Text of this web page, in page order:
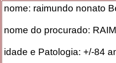
nome: raimundo nonato
nome do procurado:
idade e Patologia: +/-84